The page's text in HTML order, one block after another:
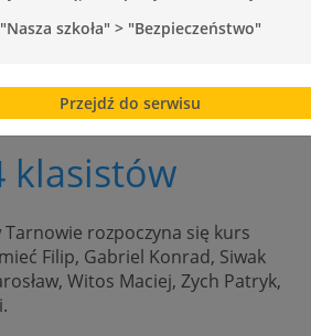
klasistów
Tarnowie rozpoczyna się kurs
Filip, Gabriel Konrad, Siwak
Witos Maciej, Zych Patryk,
"Nasza szkoła" > "Bezpieczeństwo"
Przejdź do serwisu